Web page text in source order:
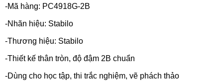
-Mã hàng: PC4918G-2B
-Nhãn hiệu: Stabilo
-Thương hiệu: Stabilo
-Thiết kế thân tròn, độ đậm 2B chuẩn
-Dùng cho học tập, thi trắc nghiệm, vẽ phách thảo